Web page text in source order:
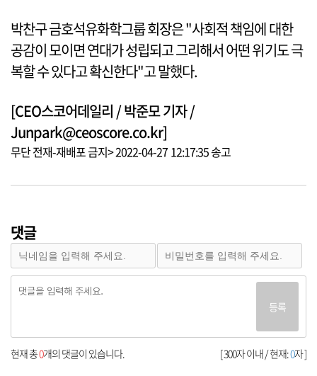
박찬구 금호석유화학그룹 회장은 "사회적 책임에 대한
공감이 모이면 연대가 성립되고 그리해서 어떤 위기도 극
복할 수 있다고 확신한다"고 말했다.
[CEO스코어데일리 / 박준모 기자 /
Junpark@ceoscore.co.kr]
무단 전재-재배포 금지> 2022-04-27 12:17:35 송고
댓글
등록
[ 300자 이내 / 현재:0자 ]
현재 총0개의 댓글이 있습니다.